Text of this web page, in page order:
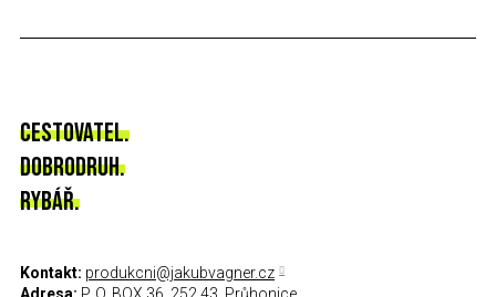
CESTOVATEL.
DOBRODRUH.
RYBÁŘ.
Kontakt: produkcni@jakubvagner.cz
Adresa: P. O. BOX 36, 252 43, Průhonice